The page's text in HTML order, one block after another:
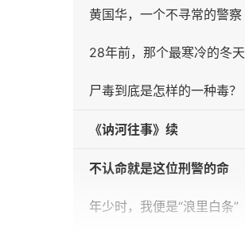
黄国华，一个不寻常的警察
28年前，那个最寒冷的冬天
尸毒到底是怎样的一种毒？
《讷河往事》续
不认命就是这位刑警的命
年少时，我便是“浪里白条”